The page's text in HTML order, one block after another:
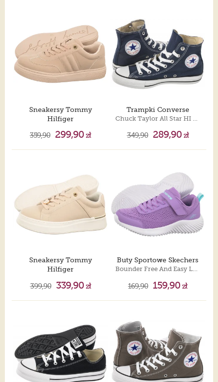
Sneakersy Tommy
Hilfiger
359,90 299,90zł
Trampki Converse
349,90 289,90zł
Sneakersy Tommy
Hilfiger
399,90 339,90zł
Buty Sportowe Skechers
Bounder Free And Easy Lavender 303622L/LAV
169,90 159,90zł